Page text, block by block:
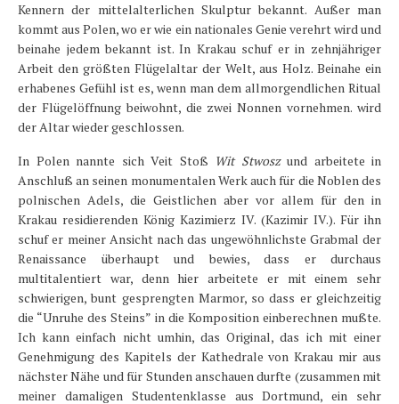
Kennern der mittelalterlichen Skulptur bekannt. Außer man
kommt aus Polen, wo er wie ein nationales Genie verehrt wird und
beinahe jedem bekannt ist. In Krakau schuf er in zehnjähriger
Arbeit den größten Flügelaltar der Welt, aus Holz. Beinahe ein
erhabenes Gefühl ist es, wenn man dem allmorgendlichen Ritual
der Flügelöffnung beiwohnt, die zwei Nonnen vornehmen. wird
der Altar wieder geschlossen.
In Polen nannte sich Veit Stoß Wit Stwoszund arbeitete in
Anschluß an seinen monumentalen Werk auch für die Noblen des
polnischen Adels, die Geistlichen aber vor allem für den in
Krakau residierenden König Kazimierz IV. (Kazimir IV.). Für ihn
schuf er meiner Ansicht nach das ungewöhnlichste Grabmal der
Renaissance überhaupt und bewies, dass er durchaus
multitalentiert war, denn hier arbeitete er mit einem sehr
schwierigen, bunt gesprengten Marmor, so dass er gleichzeitig
die “Unruhe des Steins” in die Komposition einberechnen mußte.
Ich kann einfach nicht umhin, das Original, das ich mit einer
Genehmigung des Kapitels der Kathedrale von Krakau mir aus
nächster Nähe und für Stunden anschauen durfte (zusammen mit
meiner damaligen Studentenklasse aus Dortmund, ein sehr